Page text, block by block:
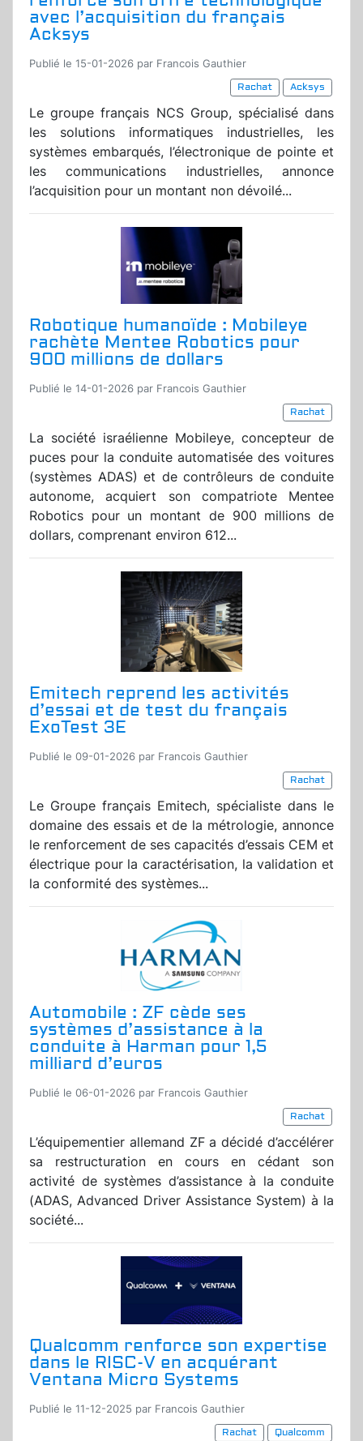
avec l’acquisition du français
Acksys
Publié le 15-01-2026 par Francois Gauthier
Rachat
Acksys
Le groupe français NCS Group, spécialisé dans
les solutions informatiques industrielles, les
systèmes embarqués, l’électronique de pointe et
les communications industrielles, annonce
l’acquisition pour un montant non dévoilé...
Robotique humanoïde : Mobileye
rachète Mentee Robotics pour
900 millions de dollars
Publié le 14-01-2026 par Francois Gauthier
Rachat
La société israélienne Mobileye, concepteur de
puces pour la conduite automatisée des voitures
(systèmes ADAS) et de contrôleurs de conduite
autonome, acquiert son compatriote Mentee
Robotics pour un montant de 900 millions de
dollars, comprenant environ 612...
Emitech reprend les activités
d’essai et de test du français
ExoTest 3E
Publié le 09-01-2026 par Francois Gauthier
Rachat
Le Groupe français Emitech, spécialiste dans le
domaine des essais et de la métrologie, annonce
le renforcement de ses capacités d’essais CEM et
électrique pour la caractérisation, la validation et
la conformité des systèmes...
Automobile : ZF cède ses
systèmes d’assistance à la
conduite à Harman pour 1,5
milliard d’euros
Publié le 06-01-2026 par Francois Gauthier
Rachat
L’équipementier allemand ZF a décidé d’accélérer
sa restructuration en cours en cédant son
activité de systèmes d’assistance à la conduite
(ADAS, Advanced Driver Assistance System) à la
société...
Qualcomm renforce son expertise
dans le RISC-V en acquérant
Ventana Micro Systems
Publié le 11-12-2025 par Francois Gauthier
Rachat
Qualcomm